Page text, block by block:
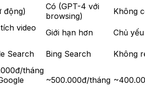
động)
Có (GPT-4 với
browsing)
Không
video
Giới hạn hơn
Chủ
Search Bing Search Không
tháng
~500.000đ/tháng